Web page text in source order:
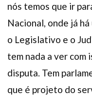
nós temos que ir
Nacional, onde já
o Legislativo e o
tem nada a ver com
disputa. Tem
que é projeto do